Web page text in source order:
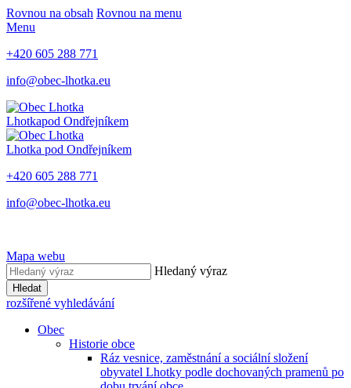
Rovnou na obsah Rovnou na menu
Menu
+420 605 288 771
info@obec-lhotka.eu
Lhotkapod Ondřejníkem
Lhotka pod Ondřejníkem
+420 605 288 771
info@obec-lhotka.eu
Mapa webu
Hledaný výraz
Hledat
rozšířené vyhledávání
Obec
Historie obce
Ráz vesnice, zaměstnání a sociální složení
obyvatel Lhotky podle dochovaných pramenů po